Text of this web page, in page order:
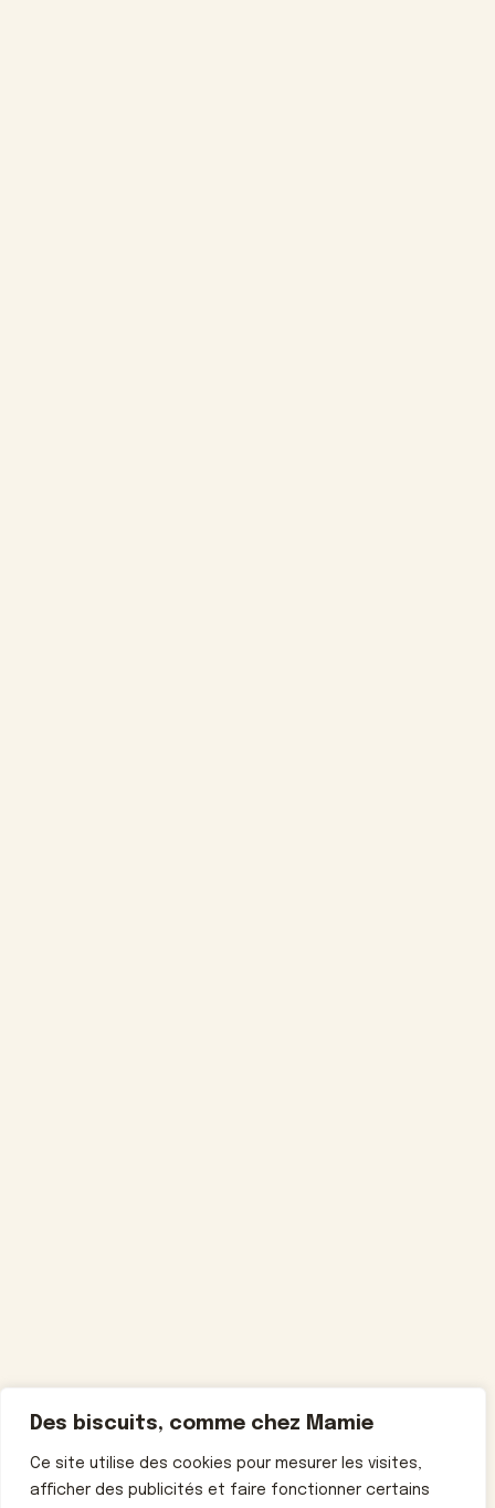
Des biscuits, comme chez Mamie
Ce site utilise des cookies pour mesurer les visites,
afficher des publicités et faire fonctionner certains